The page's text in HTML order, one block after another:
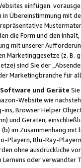
einfügen.
Übereinstimmung mit
die Form und den
mit unserer
Marketinggesetze (z. B.
sind Sie der
Marketingbranche für
und Geräte
Website wie
Browser Helper
und Geräten,
im Zusammenhang
Blu-Ray-
ohne ausdrückliche
oder